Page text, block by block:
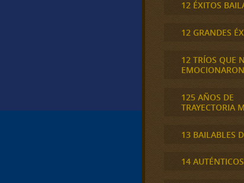
12 ÉXITOS
12 GRANDES
12 TRÍOS QUE
EMOCIONARON
125 AÑOS DE
TRAYECTORIA
13 BAILABLES
14